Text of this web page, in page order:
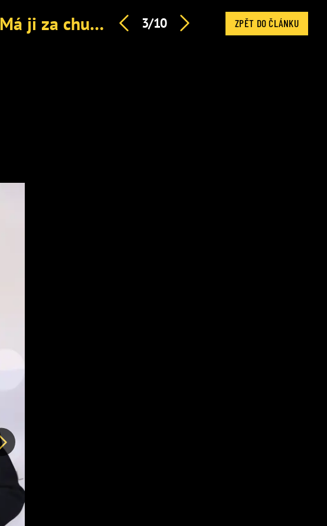
Slováková se přiživuje na Ornelle, tvrdí Kokta. Má ji za chudáka 3/10 ZPĚT DO ČLÁNKU
Další